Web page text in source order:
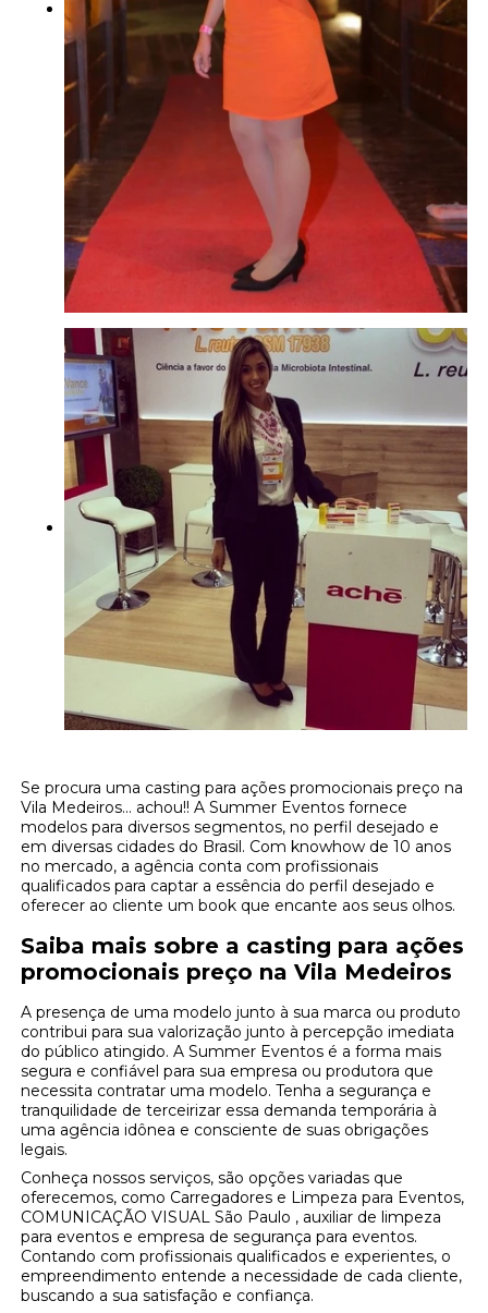
Se procura uma casting para ações promocionais preço na
Vila Medeiros... achou!! A Summer Eventos fornece
modelos para diversos segmentos, no perfil desejado e
em diversas cidades do Brasil. Com knowhow de 10 anos
no mercado, a agência conta com profissionais
qualificados para captar a essência do perfil desejado e
oferecer ao cliente um book que encante aos seus olhos.
Saiba mais sobre a casting para ações
promocionais preço na Vila Medeiros
A presença de uma modelo junto à sua marca ou produto
contribui para sua valorização junto à percepção imediata
do público atingido. A Summer Eventos é a forma mais
segura e confiável para sua empresa ou produtora que
necessita contratar uma modelo. Tenha a segurança e
tranquilidade de terceirizar essa demanda temporária à
uma agência idônea e consciente de suas obrigações
legais.
Conheça nossos serviços, são opções variadas que
oferecemos, como Carregadores e Limpeza para Eventos,
COMUNICAÇÃO VISUAL São Paulo , auxiliar de limpeza
para eventos e empresa de segurança para eventos.
Contando com profissionais qualificados e experientes, o
empreendimento entende a necessidade de cada cliente,
buscando a sua satisfação e confiança.